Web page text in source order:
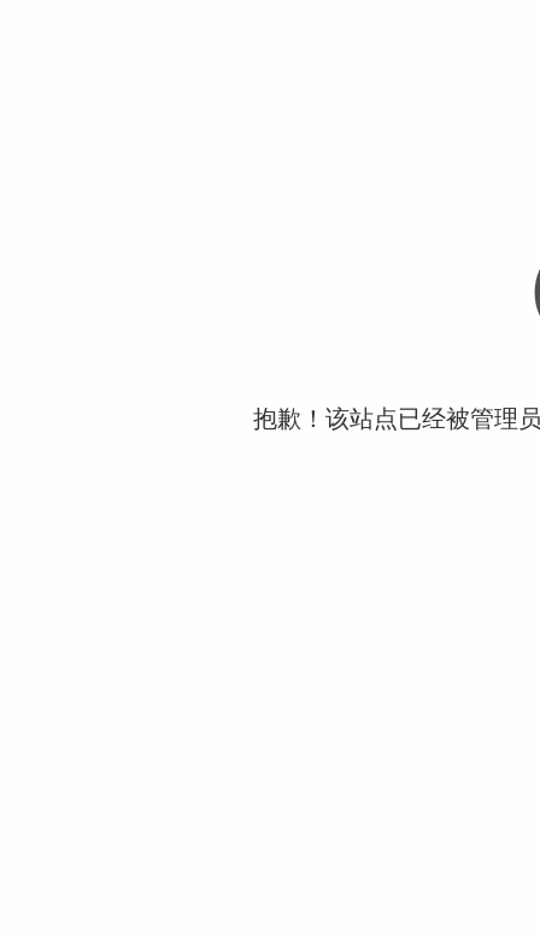
抱歉！该站点已经被管理